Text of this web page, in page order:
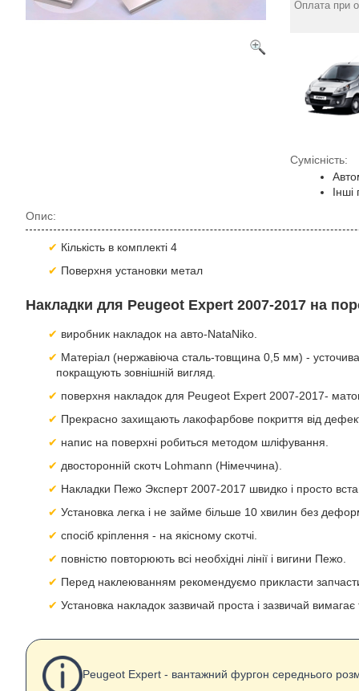
Оплата при
Сумісність:
Опис:
Кількість в комплекті 4
Поверхня установки метал
Накладки для Peugeot Expert 2007-2017 на
виробник накладок на авто-NataNiko.
Матеріал (нержавіюча сталь-товщина 0,5 мм) -
покращують зовнішній вигляд.
поверхня накладок для Peugeot Expert 2007-2017-
Прекрасно захищають лакофарбове покриття від
напис на поверхні робиться методом шліфування.
двосторонній скотч Lohmann (Німеччина).
Накладки Пежо Эксперт 2007-2017 швидко і просто
Установка легка і не займе більше 10 хвилин без
спосіб кріплення - на якісному скотчі.
повністю повторюють всі необхідні лінії і вигини Пежо.
Перед наклеюванням рекомендуємо прикласти
Установка накладок зазвичай проста і зазвичай
Peugeot Expert - вантажний фургон середнього